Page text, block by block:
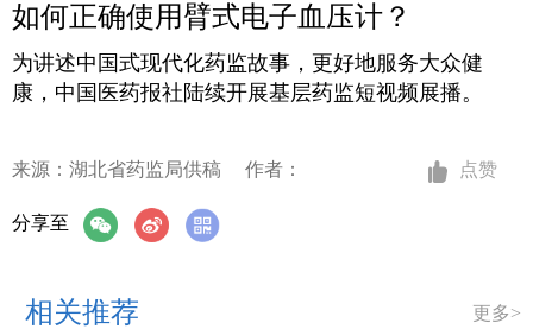
如何正确使用臂式电子血压计？
为讲述中国式现代化药监故事，更好地服务大众健
康，中国医药报社陆续开展基层药监短视频展播。
来源：湖北省药监局供稿 作者： 点赞
分享至
相关推荐 更多>